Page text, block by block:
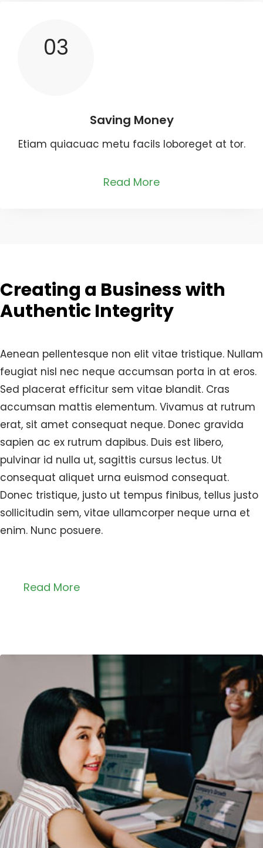
03
Saving Money
Etiam quiacuac metu facils loboreget at tor.
Read More
Creating a Business with
Authentic Integrity
Aenean pellentesque non elit vitae tristique. Nullam
feugiat nisl nec neque accumsan porta in at eros.
Sed placerat efficitur sem vitae blandit. Cras
accumsan mattis elementum. Vivamus at rutrum
erat, sit amet consequat neque. Donec gravida
sapien ac ex rutrum dapibus. Duis est libero,
pulvinar id nulla ut, sagittis cursus lectus. Ut
consequat aliquet urna euismod consequat.
Donec tristique, justo ut tempus finibus, tellus justo
sollicitudin sem, vitae ullamcorper neque urna et
enim. Nunc posuere.
Read More